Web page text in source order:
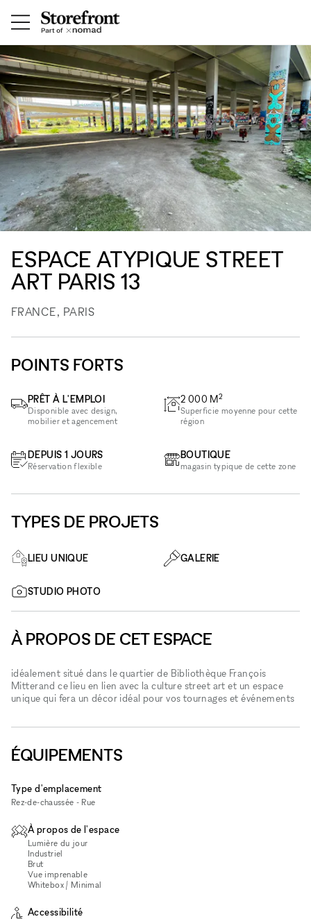
ESPACE ATYPIQUE STREET
ART PARIS 13
FRANCE, PARIS
POINTS FORTS
PRÊT À L'EMPLOI
Disponible avec design,
mobilier et agencement
DEPUIS 1 JOURS
Réservation flexible
2 000 M2
Superficie moyenne pour cette
région
BOUTIQUE
magasin typique de cette zone
TYPES DE PROJETS
LIEU UNIQUE GALERIE
STUDIO PHOTO
À PROPOS DE CET ESPACE
idéalement situé dans le quartier de Bibliothèque François
Mitterand ce lieu en lien avec la culture street art et un espace
unique qui fera un décor idéal pour vos tournages et événements
ÉQUIPEMENTS
Type d'emplacement
Rez-de-chaussée - Rue
À propos de l'espace
Lumière du jour
Industriel
Brut
Vue imprenable
Whitebox / Minimal
Accessibilité